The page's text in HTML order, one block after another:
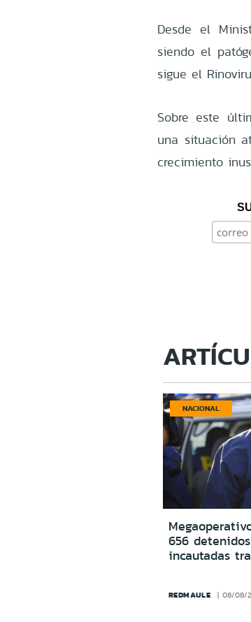
Desde el
siendo el
sigue el
Sobre este
una situación
crecimiento
NACIONAL
656
incautadas
REDMAULE 08/08/